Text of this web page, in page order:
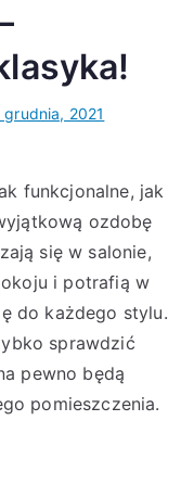
grudnia, 2021
funkcjonalne, jak
ozdobę
się w salonie,
i potrafią w
do każdego stylu.
sprawdzić
pewno będą
pomieszczenia.